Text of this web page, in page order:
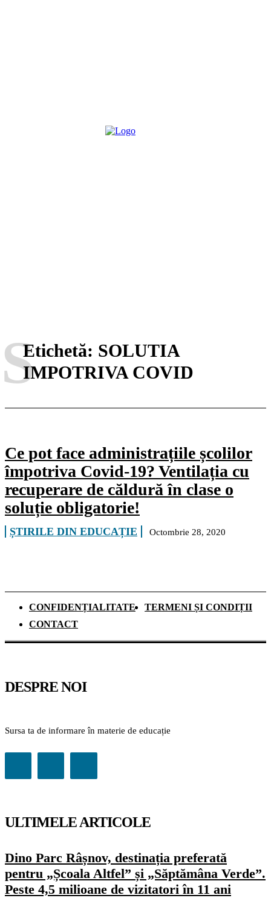
Etichetă: SOLUTIA
IMPOTRIVA COVID
S
Ce pot face administrațiile școlilor
împotriva Covid-19? Ventilația cu
recuperare de căldură în clase o
soluție obligatorie!
ȘTIRILE DIN EDUCAȚIE Octombrie 28, 2020
CONFIDENȚIALITATE
TERMENI ȘI CONDIȚII
CONTACT
DESPRE NOI
Sursa ta de informare în materie de educație
ULTIMELE ARTICOLE
Dino Parc Râșnov, destinația preferată
pentru „Școala Altfel” și „Săptămâna Verde”.
Peste 4,5 milioane de vizitatori în 11 ani